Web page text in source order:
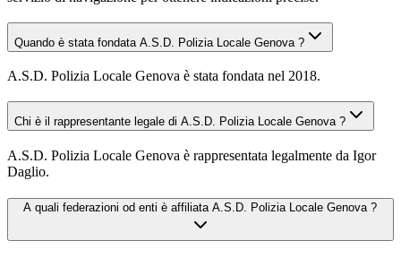
Quando è stata fondata A.S.D. Polizia Locale Genova ?
A.S.D. Polizia Locale Genova è stata fondata nel 2018.
Chi è il rappresentante legale di A.S.D. Polizia Locale Genova ?
A.S.D. Polizia Locale Genova è rappresentata legalmente da Igor
Daglio.
A quali federazioni od enti è affiliata A.S.D. Polizia Locale Genova ?